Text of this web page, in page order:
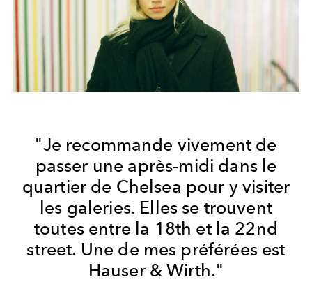
"Je recommande vivement de
passer une après-midi dans le
quartier de Chelsea pour y visiter
les galeries. Elles se trouvent
toutes entre la 18th et la 22nd
street. Une de mes préférées est
Hauser & Wirth."